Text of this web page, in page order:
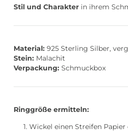
Stil und Charakter in ihrem
Material: 925 Sterling Silber,
Stein: Malachit
Verpackung: Schmuckbox
Ringgröße ermitteln:
Wickel einen Streifen